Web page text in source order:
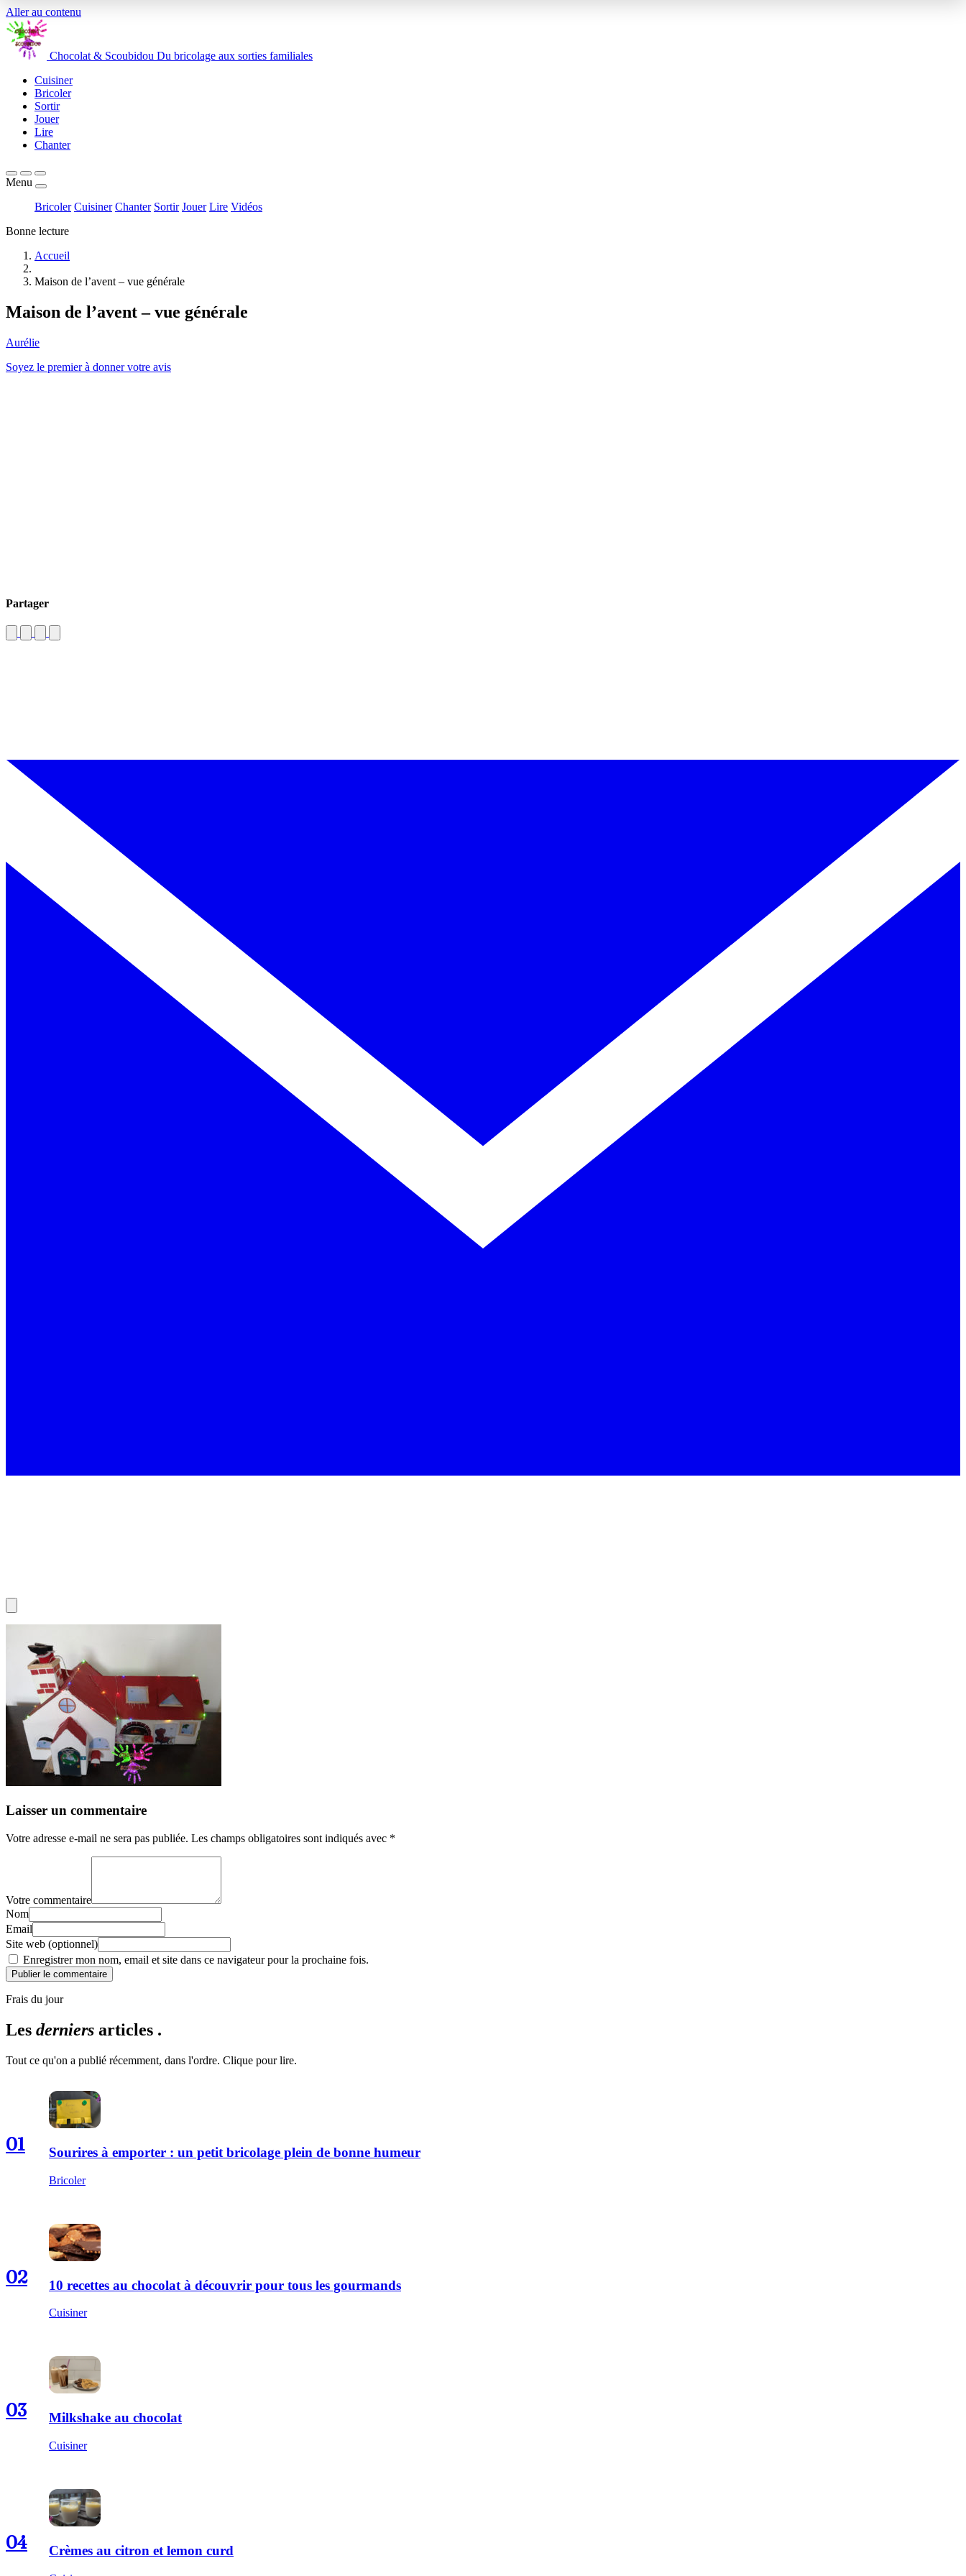
Aller au contenu
Chocolat & Scoubidou Du bricolage aux sorties familiales
Cuisiner
Bricoler
Sortir
Jouer
Lire
Chanter
Menu
Bricoler Cuisiner Chanter Sortir Jouer Lire Vidéos
Bonne lecture
Accueil
Maison de l’avent – vue générale
Maison de l’avent – vue générale
Aurélie
Soyez le premier à donner votre avis
Partager
Laisser un commentaire
Votre adresse e-mail ne sera pas publiée. Les champs obligatoires sont indiqués avec *
Votre commentaire
Nom
Email
Site web (optionnel)
Enregistrer mon nom, email et site dans ce navigateur pour la prochaine fois.
Publier le commentaire
Frais du jour
Les derniers articles .
Tout ce qu'on a publié récemment, dans l'ordre. Clique pour lire.
01 Sourires à emporter : un petit bricolage plein de bonne humeur
Bricoler
02 10 recettes au chocolat à découvrir pour tous les gourmands
Cuisiner
03 Milkshake au chocolat
Cuisiner
04 Crèmes au citron et lemon curd